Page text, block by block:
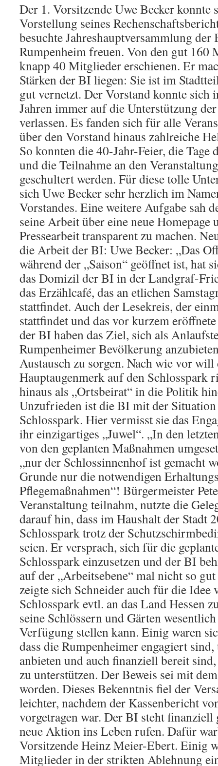
Der 1. Vorsitzende Uwe Becker konnte
Vorstellung seines
besuchte Jahreshauptversammlung
Rumpenheim freuen. Von den gut 160
knapp 40 Mitglieder erschienen. Er
Stärken der BI liegen: Sie ist im
gut vernetzt. Der Vorstand konnte sich
Jahren immer auf die Unterstützung
verlassen. Es fanden sich für alle
über den Vorstand hinaus zahlreiche
So konnten die 40-Jahr-Feier, die Tage
und die Teilnahme an den
geschultert werden. Für diese tolle
sich Uwe Becker sehr herzlich im
Vorstandes. Eine weitere Aufgabe sah
seine Arbeit über eine neue Homepage
Pressearbeit transparent zu machen.
die Arbeit der BI: Uwe Becker: „Das
während der „Saison“ geöffnet ist, hat
das Domizil der BI in der Landgraf-
das Erzählcafé, das an etlichen
stattfindet. Auch der Lesekreis, der
stattfindet und das vor kurzem
der BI haben das Ziel, sich als
Rumpenheimer Bevölkerung
Austausch zu sorgen. Nach wie vor
Hauptaugenmerk auf den Schlosspark
hinaus als „Ortsbeirat“ in die Politik
Unzufrieden ist die BI mit der
Schlosspark. Hier vermisst sie das
ihr einzigartiges „Juwel“. „In den
von den geplanten Maßnahmen
„nur der Schlossinnenhof ist gemacht
Grunde nur die notwendigen
Pflegemaßnahmen“! Bürgermeister
Veranstaltung teilnahm, nutzte die
darauf hin, dass im Haushalt der Stadt
Schlosspark trotz der
seien. Er versprach, sich für die
Schlosspark einzusetzen und der BI
auf der „Arbeitsebene“ mal nicht so
zeigte sich Schneider auch für die Idee
Schlosspark evtl. an das Land Hessen
seine Schlössern und Gärten
Verfügung stellen kann. Einig waren
dass die Rumpenheimer engagiert
anbieten und auch finanziell bereit
zu unterstützen. Der Beweis sei mit
worden. Dieses Bekenntnis fiel der
leichter, nachdem der Kassenbericht
vorgetragen war. Der BI steht finanziell
neue Aktion ins Leben rufen. Dafür
Vorsitzende Heinz Meier-Ebert. Einig
Mitglieder in der strikten Ablehnung